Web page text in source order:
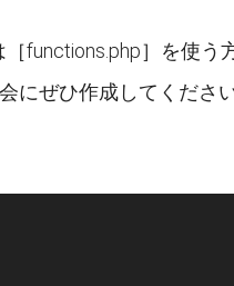
functions.php］を使う
にぜひ作成してくださ